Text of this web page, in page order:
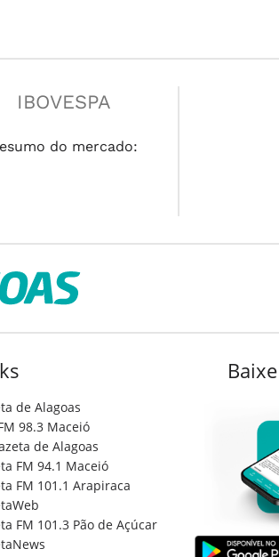
IBOVESPA
do mercado:
de Alagoas
98.3 Maceió
de Alagoas
FM 94.1 Maceió
FM 101.1 Arapiraca
FM 101.3 Pão de Açúcar